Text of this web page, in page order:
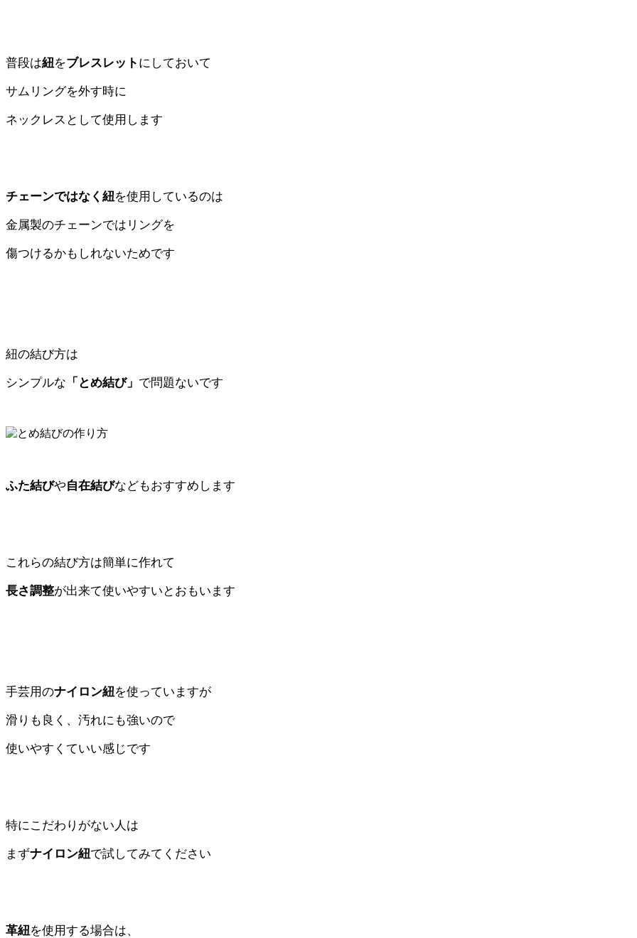
普段は紐をブレスレット にしておいて
サムリングを外す時に
ネックレスとして使用します
チェーンではなく紐を使用しているのは
金属製のチェーンではリングを
傷つけるかもしれないためです
紐の結び方は
シンプルな 「とめ結び」 で問題ないです
ふた結びや自在結びなどもおすすめします
これらの結び方は簡単に作れて
長さ調整が出来て使いやすいとおもいます
手芸用のナイロン紐を使っていますが
滑りも良く、汚れにも強いので
使いやすくていい感じです
特にこだわりがない人は
まずナイロン紐で試してみてください
革紐を使用する場合は、